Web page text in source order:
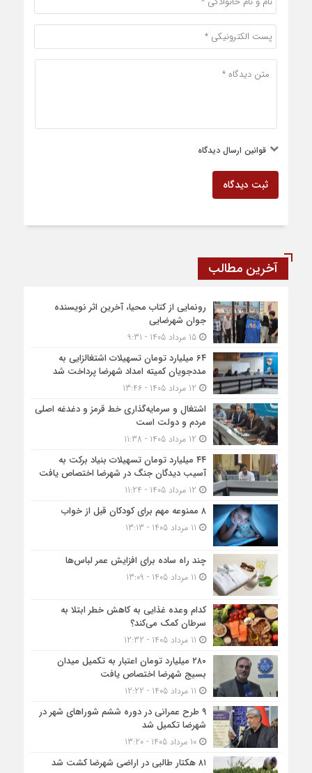
قوانین ارسال دیدگاه
ثبت دیدگاه
آخرین مطالب
رونمایی از کتاب محیا، آخرین اثر نویسنده
جوان شهرضایی
15 مرداد 1405 - 9:31
۶۴ میلیارد تومان تسهیلات اشتغالزایی به
مددجویان کمیته امداد شهرضا پرداخت شد
اشتغال و سرمایه‌گذاری خط قرمز و دغدغه اصلی
مردم و دولت است
۴۴ میلیارد تومان تسهیلات بنیاد برکت به
آسیب دیدگان جنگ در شهرضا اختصاص یافت
۸ ممنوعه مهم برای کودکان قبل از خواب
چند راه ساده برای افزایش عمر لباس‌ها
کدام وعده غذایی به کاهش خطر ابتلا به
سرطان کمک می‌کند؟
۲۸۰ میلیارد تومان اعتبار به تکمیل میدان
بسیج شهرضا اختصاص یافت
۹ طرح عمرانی در دوره ششم شوراهای شهر در
شهرضا تکمیل شد
10 مرداد 1405 - 13:20
۸۱ هکتار طالبی در اراضی شهرضا کشت شد